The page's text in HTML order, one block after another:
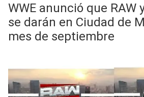
WWE anunció que RAW
se darán en Ciudad de
mes de septiembre